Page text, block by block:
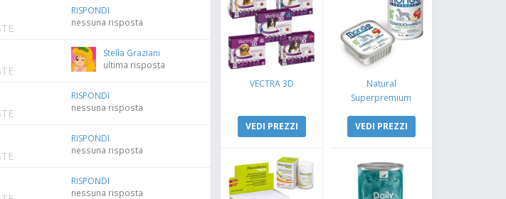
RISPONDI
nessuna risposta
Stella Graziani
ultima risposta
Qualcuno deve rispondere alle mie domande?!?!
RISPONDI
nessuna risposta
dobermann nano che a volte quando mi vuole leccare che cosa faccio?!
RISPONDI
nessuna risposta
RISPONDI
nessuna risposta
VECTRA 3D
VEDI PREZZI
Natural
Superpremium
Coniglio e Mela
VEDI PREZZI